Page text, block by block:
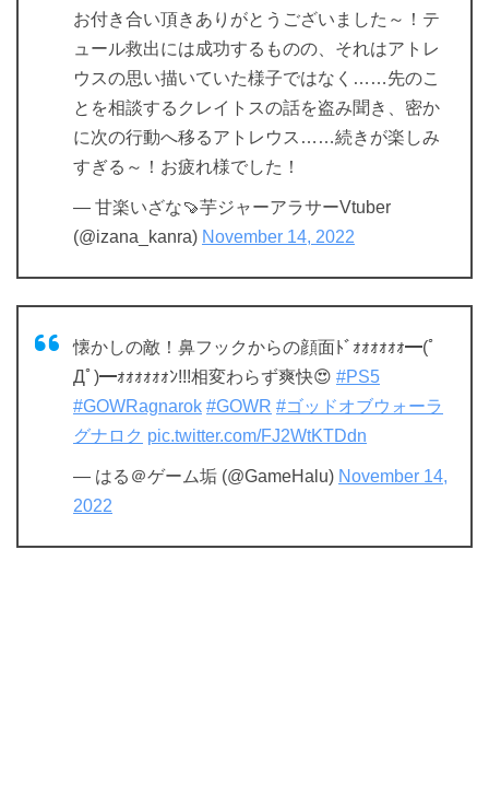
お付き合い頂きありがとうございました～！テ
ュール救出には成功するものの、それはアトレ
ウスの思い描いていた様子ではなく……先のこ
とを相談するクレイトスの話を盗み聞き、密か
に次の行動へ移るアトレウス……続きが楽しみ
すぎる～！お疲れ様でした！
— 甘楽いざな🍠芋ジャーアラサーVtuber
(@izana_kanra) November 14, 2022
懐かしの敵！鼻フックからの顔面ﾄﾞｫｫｫｫｫｫ━(ﾟ
Дﾟ)━ｫｫｫｫｫｫﾝ!!!相変わらず爽快😍 #PS5
#GOWRagnarok #GOWR #ゴッドオブウォーラ
グナロク pic.twitter.com/FJ2WtKTDdn
— はる＠ゲーム垢 (@GameHalu) November 14,
2022